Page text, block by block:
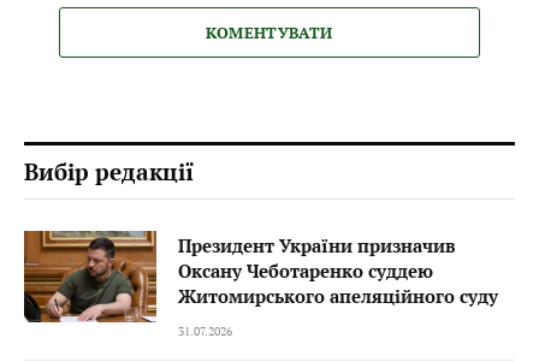
КОМЕНТУВАТИ
Вибір редакції
Президент України призначив
Оксану Чеботаренко суддею
Житомирського апеляційного суду
31.07.2026